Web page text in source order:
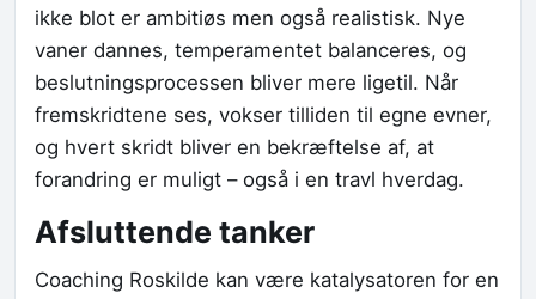
ikke blot er ambitiøs men også realistisk. Nye
vaner dannes, temperamentet balanceres, og
beslutningsprocessen bliver mere ligetil. Når
fremskridtene ses, vokser tilliden til egne evner,
og hvert skridt bliver en bekræftelse af, at
forandring er muligt – også i en travl hverdag.
Afsluttende tanker
Coaching Roskilde kan være katalysatoren for en